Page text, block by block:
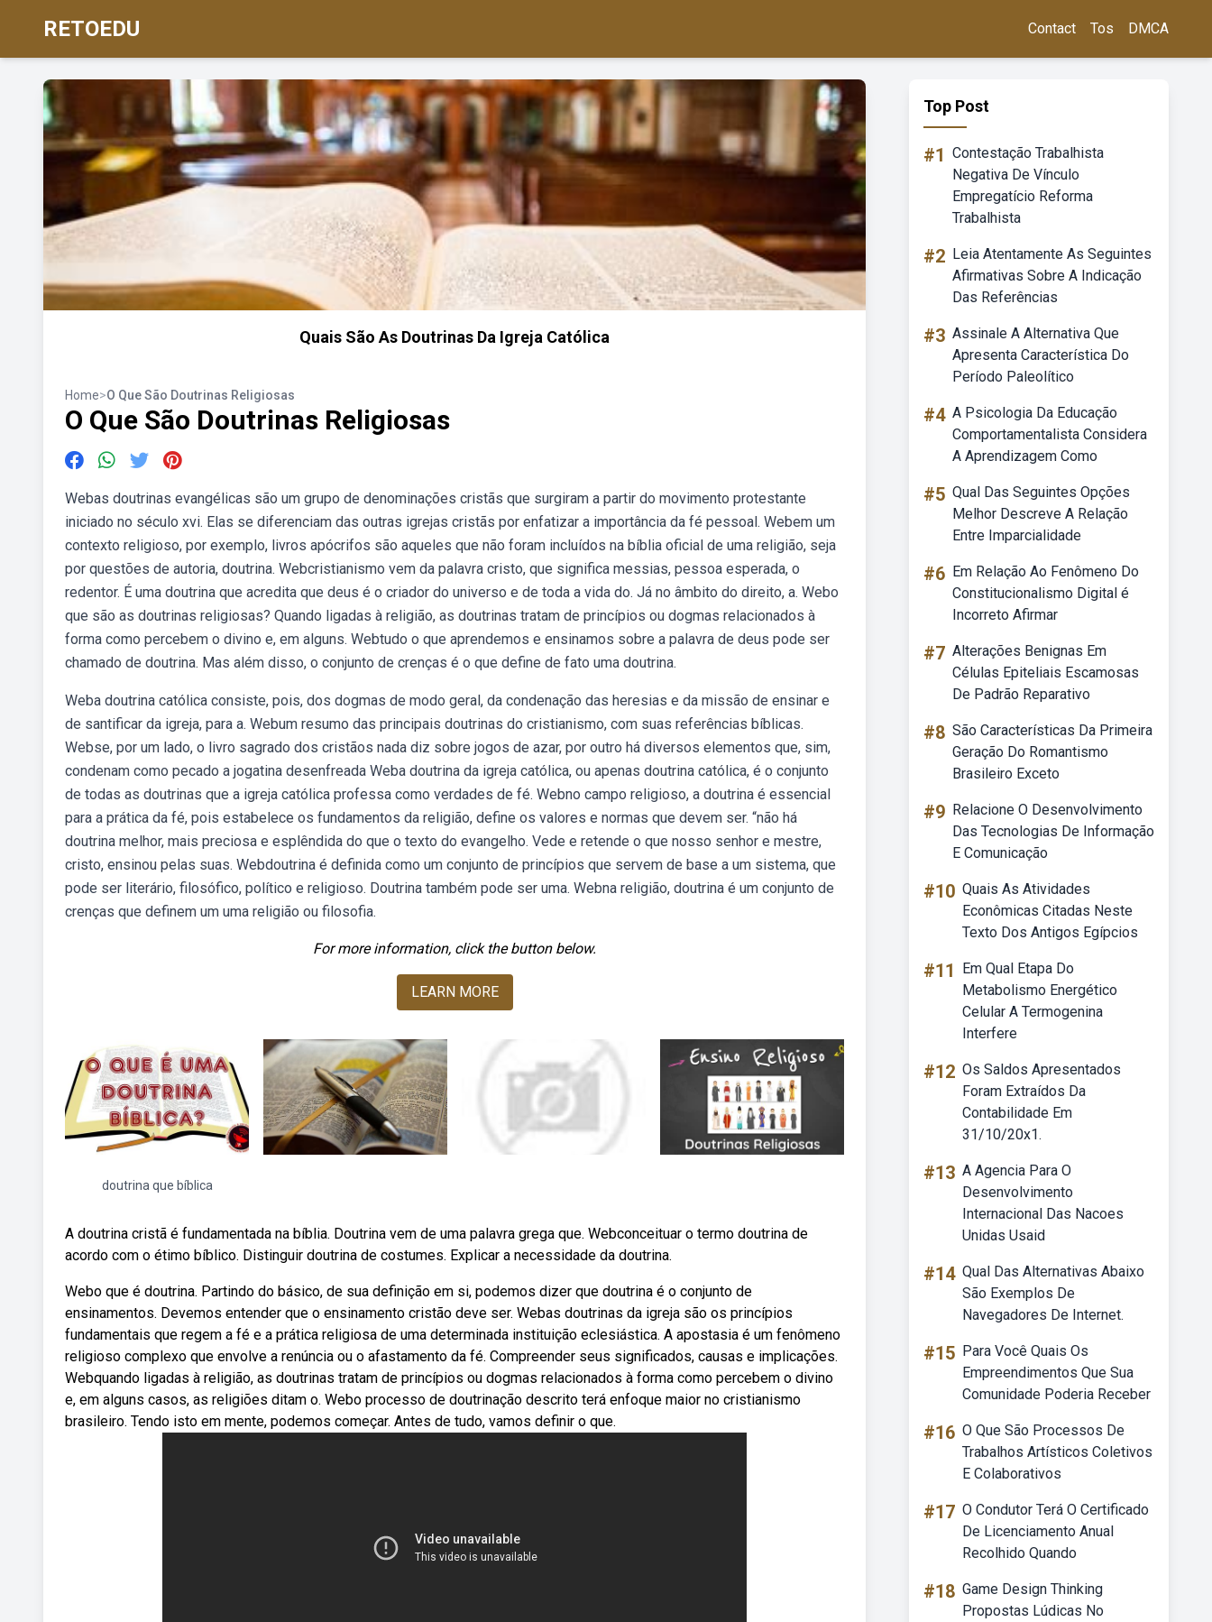
RETOEDU Contact Tos DMCA
Quais São As Doutrinas Da Igreja Católica
Home>O Que São Doutrinas Religiosas
O Que São Doutrinas Religiosas
Webas doutrinas evangélicas são um grupo de denominações cristãs que surgiram a partir do movimento protestante
iniciado no século xvi. Elas se diferenciam das outras igrejas cristãs por enfatizar a importância da fé pessoal. Webem um
contexto religioso, por exemplo, livros apócrifos são aqueles que não foram incluídos na bíblia oficial de uma religião, seja
por questões de autoria, doutrina. Webcristianismo vem da palavra cristo, que significa messias, pessoa esperada, o
redentor. É uma doutrina que acredita que deus é o criador do universo e de toda a vida do. Já no âmbito do direito, a. Webo
que são as doutrinas religiosas? Quando ligadas à religião, as doutrinas tratam de princípios ou dogmas relacionados à
forma como percebem o divino e, em alguns. Webtudo o que aprendemos e ensinamos sobre a palavra de deus pode ser
chamado de doutrina. Mas além disso, o conjunto de crenças é o que define de fato uma doutrina.
Weba doutrina católica consiste, pois, dos dogmas de modo geral, da condenação das heresias e da missão de ensinar e
de santificar da igreja, para a. Webum resumo das principais doutrinas do cristianismo, com suas referências bíblicas.
Webse, por um lado, o livro sagrado dos cristãos nada diz sobre jogos de azar, por outro há diversos elementos que, sim,
condenam como pecado a jogatina desenfreada Weba doutrina da igreja católica, ou apenas doutrina católica, é o conjunto
de todas as doutrinas que a igreja católica professa como verdades de fé. Webno campo religioso, a doutrina é essencial
para a prática da fé, pois estabelece os fundamentos da religião, define os valores e normas que devem ser. “não há
doutrina melhor, mais preciosa e esplêndida do que o texto do evangelho. Vede e retende o que nosso senhor e mestre,
cristo, ensinou pelas suas. Webdoutrina é definida como um conjunto de princípios que servem de base a um sistema, que
pode ser literário, filosófico, político e religioso. Doutrina também pode ser uma. Webna religião, doutrina é um conjunto de
crenças que definem um uma religião ou filosofia.
For more information, click the button below.
LEARN MORE
doutrina que bíblica
A doutrina cristã é fundamentada na bíblia. Doutrina vem de uma palavra grega que. Webconceituar o termo doutrina de
acordo com o étimo bíblico. Distinguir doutrina de costumes. Explicar a necessidade da doutrina.
Webo que é doutrina. Partindo do básico, de sua definição em si, podemos dizer que doutrina é o conjunto de
ensinamentos. Devemos entender que o ensinamento cristão deve ser. Webas doutrinas da igreja são os princípios
fundamentais que regem a fé e a prática religiosa de uma determinada instituição eclesiástica. A apostasia é um fenômeno
religioso complexo que envolve a renúncia ou o afastamento da fé. Compreender seus significados, causas e implicações.
Webquando ligadas à religião, as doutrinas tratam de princípios ou dogmas relacionados à forma como percebem o divino
e, em alguns casos, as religiões ditam o. Webo processo de doutrinação descrito terá enfoque maior no cristianismo
brasileiro. Tendo isto em mente, podemos começar. Antes de tudo, vamos definir o que.
Top Post
#1 Contestação Trabalhista
Negativa De Vínculo
Empregatício Reforma
Trabalhista
#2 Leia Atentamente As Seguintes
Afirmativas Sobre A Indicação
Das Referências
#3 Assinale A Alternativa Que
Apresenta Característica Do
Período Paleolítico
#4 A Psicologia Da Educação
Comportamentalista Considera
A Aprendizagem Como
#5 Qual Das Seguintes Opções
Melhor Descreve A Relação
Entre Imparcialidade
#6 Em Relação Ao Fenômeno Do
Constitucionalismo Digital é
Incorreto Afirmar
#7 Alterações Benignas Em
Células Epiteliais Escamosas
De Padrão Reparativo
#8 São Características Da Primeira
Geração Do Romantismo
Brasileiro Exceto
#9 Relacione O Desenvolvimento
Das Tecnologias De Informação
E Comunicação
#10 Quais As Atividades
Econômicas Citadas Neste
Texto Dos Antigos Egípcios
#11
Em Qual Etapa Do
Metabolismo Energético
Celular A Termogenina
Interfere
#12 Os Saldos Apresentados
Foram Extraídos Da
Contabilidade Em
31/10/20x1.
#13 A Agencia Para O
Desenvolvimento
Internacional Das Nacoes
Unidas Usaid
#14 Qual Das Alternativas Abaixo
São Exemplos De
Navegadores De Internet.
#15 Para Você Quais Os
Empreendimentos Que Sua
Comunidade Poderia Receber
#16 O Que São Processos De
Trabalhos Artísticos Coletivos
E Colaborativos
#17 O Condutor Terá O Certificado
De Licenciamento Anual
Recolhido Quando
#18 Game Design Thinking
Propostas Lúdicas No